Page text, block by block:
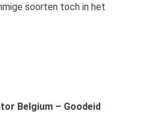
soorten toch in het
Belgium – Goodeid